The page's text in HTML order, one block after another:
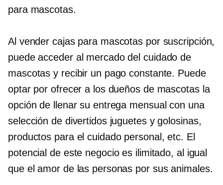
para mascotas.
Al vender cajas para mascotas por suscripción,
puede acceder al mercado del cuidado de
mascotas y recibir un pago constante. Puede
optar por ofrecer a los dueños de mascotas la
opción de llenar su entrega mensual con una
selección de divertidos juguetes y golosinas,
productos para el cuidado personal, etc. El
potencial de este negocio es ilimitado, al igual
que el amor de las personas por sus animales.